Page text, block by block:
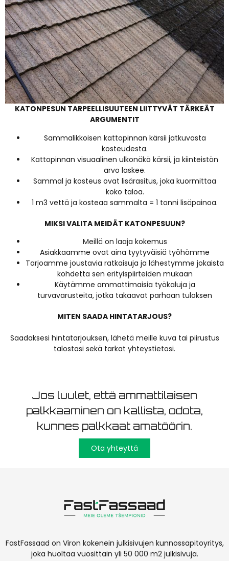
KATONPESUN TARPEELLISUUTEEN LIITTYVÄT TÄRKEÄT
ARGUMENTIT
Sammalikkoisen kattopinnan kärsii jatkuvasta
kosteudesta.
Kattopinnan visuaalinen ulkonäkö kärsii, ja kiinteistön
arvo laskee.
Sammal ja kosteus ovat lisärasitus, joka kuormittaa
koko taloa.
1 m3 vettä ja kosteaa sammalta = 1 tonni lisäpainoa.
MIKSI VALITA MEIDÄT KATONPESUUN?
Meillä on laaja kokemus
Asiakkaamme ovat aina tyytyväisiä työhömme
Tarjoamme joustavia ratkaisuja ja lähestymme jokaista
kohdetta sen erityispiirteiden mukaan
Käytämme ammattimaisia työkaluja ja
turvavarusteita, jotka takaavat parhaan tuloksen
MITEN SAADA HINTATARJOUS?
Saadaksesi hintatarjouksen, lähetä meille kuva tai piirustus
talostasi sekä tarkat yhteystietosi.
Jos luulet, että ammattilaisen
palkkaaminen on kallista, odota,
kunnes palkkaat amatöörin.
Ota yhteyttä
FastFassaad on Viron kokenein julkisivujen kunnossapitoyritys,
joka huoltaa vuosittain yli 50 000 m2 julkisivuja.